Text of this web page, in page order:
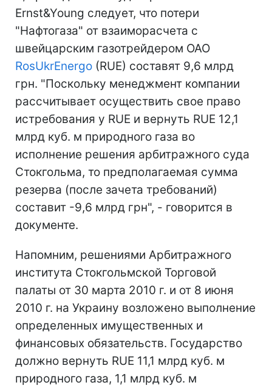
Ernst&Young следует, что потери
"Нафтогаза" от взаиморасчета с
швейцарским газотрейдером ОАО
RosUkrEnergo (RUE) составят 9,6 млрд
грн. "Поскольку менеджмент компании
рассчитывает осуществить свое право
истребования у RUE и вернуть RUE 12,1
млрд куб. м природного газа во
исполнение решения арбитражного суда
Стокгольма, то предполагаемая сумма
резерва (после зачета требований)
составит -9,6 млрд грн", - говорится в
документе.
Напомним, решениями Арбитражного
института Стокгольмской Торговой
палаты от 30 марта 2010 г. и от 8 июня
2010 г. на Украину возложено выполнение
определенных имущественных и
финансовых обязательств. Государство
должно вернуть RUE 11,1 млрд куб. м
природного газа, 1,1 млрд куб. м